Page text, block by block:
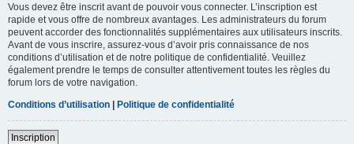
Vous devez être inscrit avant de pouvoir vous connecter. L’inscription est
rapide et vous offre de nombreux avantages. Les administrateurs du forum
peuvent accorder des fonctionnalités supplémentaires aux utilisateurs inscrits.
Avant de vous inscrire, assurez-vous d’avoir pris connaissance de nos
conditions d’utilisation et de notre politique de confidentialité. Veuillez
également prendre le temps de consulter attentivement toutes les règles du
forum lors de votre navigation.
Conditions d’utilisation | Politique de confidentialité
Inscription